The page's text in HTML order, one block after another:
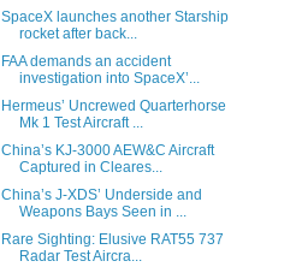
SpaceX launches another Starship
rocket after back...
FAA demands an accident
investigation into SpaceX’...
Hermeus’ Uncrewed Quarterhorse
Mk 1 Test Aircraft ...
China’s KJ-3000 AEW&C Aircraft
Captured in Cleares...
China’s J-XDS’ Underside and
Weapons Bays Seen in ...
Rare Sighting: Elusive RAT55 737
Radar Test Aircra...